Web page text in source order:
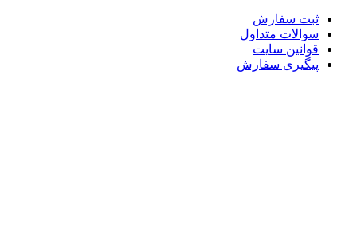
ثبت سفارش
سوالات متداول
قوانین سایت
پیگیری سفارش